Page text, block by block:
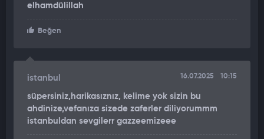
elhamdülillah
Beğen
istanbul 16.07.2025 10:15
süpersiniz,harikasıznız, kelime yok sizin bu
ahdinize,vefanıza sizede zaferler diliyorummm
istanbuldan sevgilerr gazzeemizeee